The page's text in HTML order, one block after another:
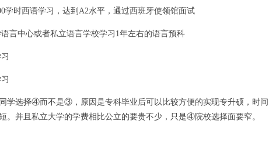
时西语学习，达到A2水平，通过西班牙使领馆面试
中心或者私立语言学校学习1年左右的语言预科
选择④而不是③，原因是专科毕业后可以比较方便的实现专升硕，时间
。并且私立大学的学费相比公立的要贵不少，只是④院校选择面要窄。